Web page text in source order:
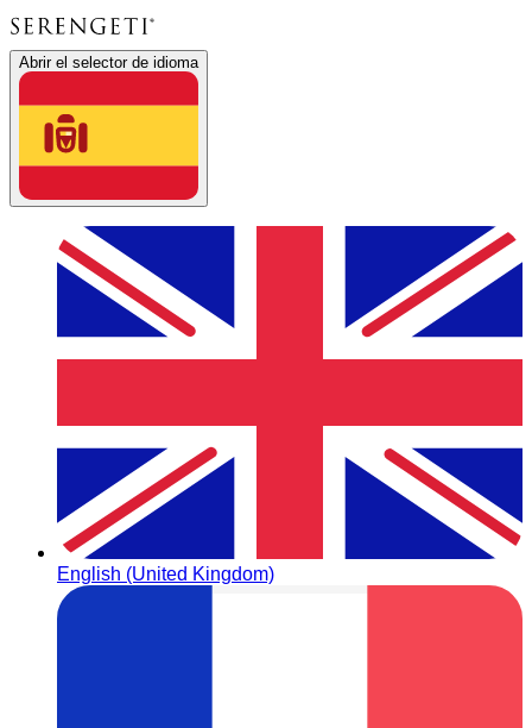
Abrir el selector de idioma
English (United Kingdom)